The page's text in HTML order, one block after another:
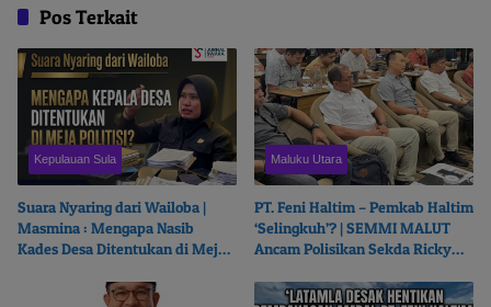
Pos Terkait
Kepulauan Sula
Suara Nyaring dari Wailoba |
Masmina : Mengapa Nasib
Kades Desa Ditentukan di Meja
Maluku Utara
PT. Feni Haltim – Pemkab Haltim
‘Selingkuh’? | SEMMI MALUT
Ancam Polisikan Sekda Ricky